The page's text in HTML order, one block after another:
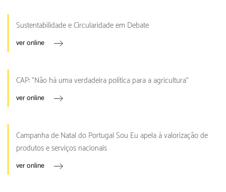
Sustentabilidade e Circularidade em Debate
ver online
CAP: "Não há uma verdadeira política para a agricultura"
ver online
Campanha de Natal do Portugal Sou Eu apela à valorização de
produtos e serviços nacionais
ver online